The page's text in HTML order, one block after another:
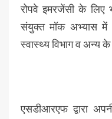
रोपवे इमरजेंसी के लिए
संयुक्त मॉक अभ्यास में
स्वास्थ्य विभाग व अन्य के
एसडीआरएफ द्वारा